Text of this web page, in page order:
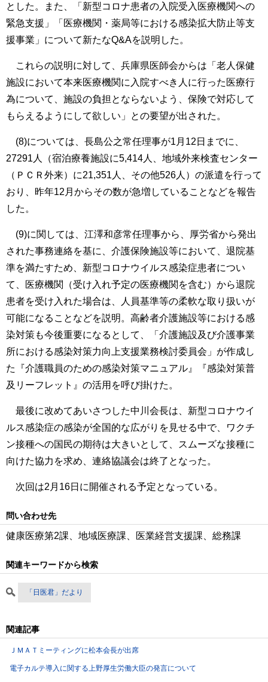
とした。また、「新型コロナ患者の入院受入医療機関への
緊急支援」「医療機関・薬局等における感染拡大防止等支
援事業」について新たなQ&Aを説明した。
これらの説明に対して、兵庫県医師会からは「老人保健
施設において本来医療機関に入院すべき人に行った医療行
為について、施設の負担とならないよう、保険で対応して
もらえるようにして欲しい」との要望が出された。
(8)については、長島公之常任理事が1月12日までに、
27291人（宿泊療養施設に5,414人、地域外来検査センター
（ＰＣＲ外来）に21,351人、その他526人）の派遣を行って
おり、昨年12月からその数が急増していることなどを報告
した。
(9)に関しては、江澤和彦常任理事から、厚労省から発出
された事務連絡を基に、介護保険施設等において、退院基
準を満たすため、新型コロナウイルス感染症患者につい
て、医療機関（受け入れ予定の医療機関を含む）から退院
患者を受け入れた場合は、人員基準等の柔軟な取り扱いが
可能になることなどを説明。高齢者介護施設等における感
染対策も今後重要になるとして、「介護施設及び介護事業
所における感染対策力向上支援業務検討委員会」が作成し
た『介護職員のための感染対策マニュアル』『感染対策普
及リーフレット』の活用を呼び掛けた。
最後に改めてあいさつした中川会長は、新型コロナウイ
ルス感染症の感染が全国的な広がりを見せる中で、ワクチ
ン接種への国民の期待は大きいとして、スムーズな接種に
向けた協力を求め、連絡協議会は終了となった。
次回は2月16日に開催される予定となっている。
問い合わせ先
健康医療第2課、地域医療課、医業経営支援課、総務課
関連キーワードから検索
「日医君」だより
関連記事
ＪＭＡＴミーティングに松本会長が出席
電子カルテ導入に関する上野厚生労働大臣の発言について